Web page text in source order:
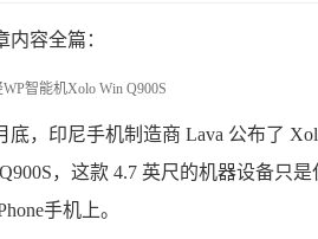
内容全篇：
底，印尼手机制造商 Lava 公布了
，这款 4.7 英尺的机器设备只
手机上。